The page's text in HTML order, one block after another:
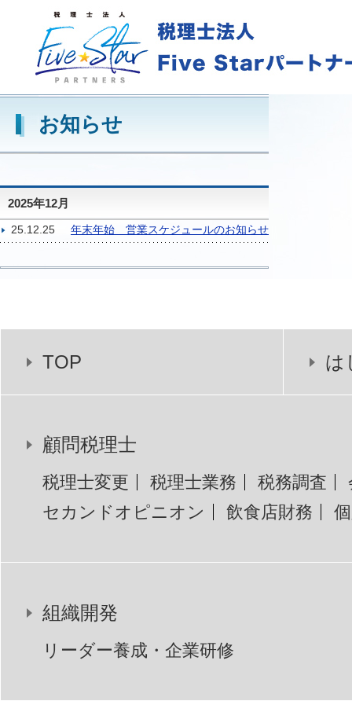
お知らせ
2025年12月
25.12.25 年末年始 営業スケジュールのお知らせ
TOP は
顧問税理士
税理士変更 税理士業務 税務調査
セカンドオピニオン
飲食店財務
組織開発
リーダー養成・企業研修